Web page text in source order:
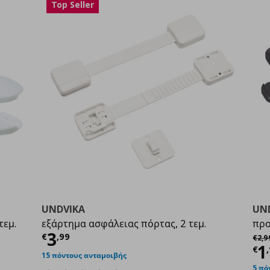
Top Seller
UNDVIKA
εξάρτημα ασφάλειας πόρτας, 2 τεμ.
€3,99
Τρέχουσα τιμή
15 πόντους ανταμοιβής
€2,
€1,
5